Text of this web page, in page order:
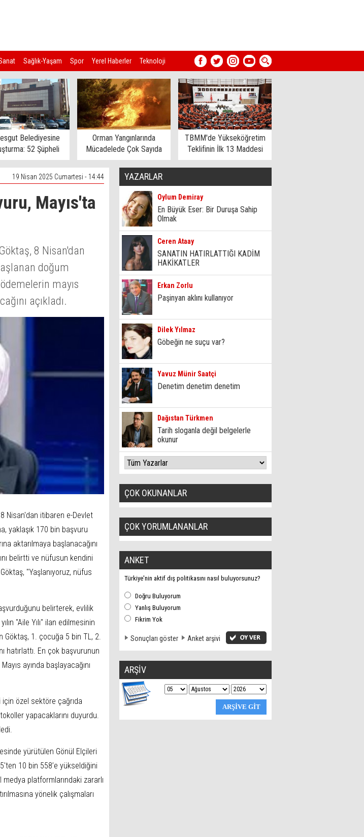
Sağlık-Yaşam Spor Yerel Haberler Teknoloji
Belediyesine
52 Şüpheli
Alındı
Orman Yangınlarında
Mücadelede Çok Sayıda
Ev Tahliye Edildi
TBMM'de Yükseköğretim
Teklifinin İlk 13 Maddesi
Kabul Edildi
19 Nisan 2025 Cumartesi - 14:44
Mayıs'ta
8 Nisan'dan
doğum
mayıs
açıkladı.
Nisan'dan itibaren e-Devlet
yaklaşık 170 bin başvuru
aktarılmaya başlanacağını
belirtti ve nüfusun kendini
"Yaşlanıyoruz, nüfus
belirterek, evlilik
"Aile Yılı" ilan edilmesinin
Göktaş, 1. çocuğa 5 bin TL, 2.
hatırlattı. En çok başvurunun
ayında başlayacağını
özel sektöre çağrıda
yapacaklarını duyurdu.
yürütülen Gönül Elçileri
10 bin 558’e yükseldiğini
platformlarındaki zararlı
yönelik çalışmaları
YAZARLAR
Oylum Demiray
En Büyük Eser: Bir Duruşa Sahip
Olmak
Ceren Ataay
SANATIN HATIRLATTIĞI KADİM
HAKİKATLER
Erkan Zorlu
Paşinyan aklını kullanıyor
Dilek Yılmaz
Göbeğin ne suçu var?
Yavuz Münir Saatçi
Denetim denetim denetim
Dağıstan Türkmen
Tarih sloganla değil belgelerle
okunur
ÇOK OKUNANLAR
ÇOK YORUMLANANLAR
ANKET
Türkiye'nin aktif dış politikasını nasıl buluyorsunuz?
Doğru Buluyorum
Yanlış Buluyorum
Fikrim Yok
Sonuçları göster Anket arşivi
ARŞİV